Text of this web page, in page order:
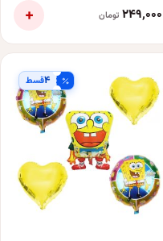
۲۴۹٬۰۰۰ تومان +
۴قسط